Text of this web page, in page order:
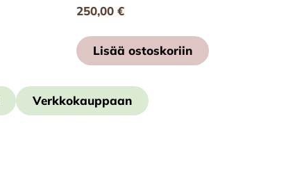
250,00 €
Lisää ostoskoriin
Verkkokauppaan